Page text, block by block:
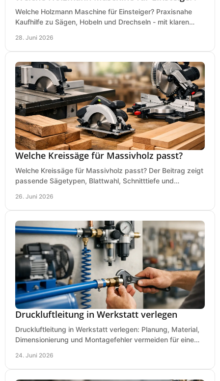
Welche Holzmann Maschine für Einsteiger? Praxisnahe
Kaufhilfe zu Sägen, Hobeln und Drechseln - mit klaren
28. Juni 2026
Welche Kreissäge für Massivholz passt?
Welche Kreissäge für Massivholz passt? Der Beitrag zeigt
passende Sägetypen, Blattwahl, Schnitttiefe und
26. Juni 2026
Druckluftleitung in Werkstatt verlegen
Druckluftleitung in Werkstatt verlegen: Planung, Material,
Dimensionierung und Montagefehler vermeiden für eine
24. Juni 2026